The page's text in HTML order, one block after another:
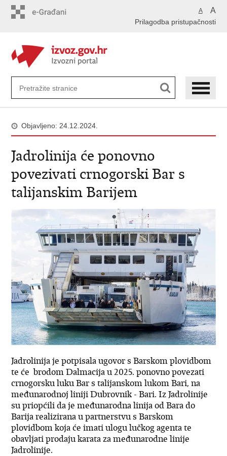
A A
Prilagodba pristupačnosti
Objavljeno: 24.12.2024.
Jadrolinija će ponovno
povezivati crnogorski Bar s
talijanskim Barijem
Jadrolinija je potpisala ugovor s Barskom plovidbom
te će brodom Dalmacija u 2025. ponovno povezati
crnogorsku luku Bar s talijanskom lukom Bari, na
međunarodnoj liniji Dubrovnik - Bari. Iz Jadrolinije
su priopćili da je međunarodna linija od Bara do
Barija realizirana u partnerstvu s Barskom
plovidbom koja će imati ulogu lučkog agenta te
obavljati prodaju karata za međunarodne linije
Jadrolinije.